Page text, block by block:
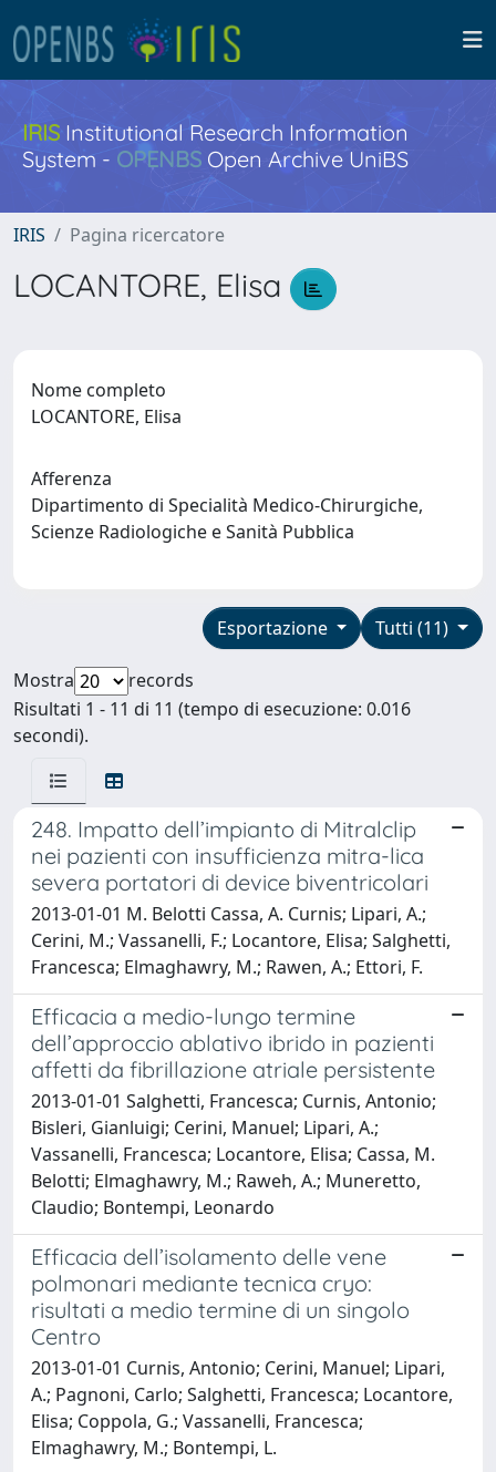
IRISInstitutional Research Information
System - OPENBS Open Archive UniBS
IRIS Pagina ricercatore
LOCANTORE, Elisa
Nome completo
LOCANTORE, Elisa
Afferenza
Dipartimento di Specialità Medico-Chirurgiche,
Scienze Radiologiche e Sanità Pubblica
Tutti (11)
Esportazione
Mostra
records
Risultati 1 - 11 di 11 (tempo di esecuzione: 0.016
secondi).
248. Impatto dell’impianto di Mitralclip
nei pazienti con insufficienza mitra-lica
severa portatori di device biventricolari
2013-01-01 M. Belotti Cassa, A. Curnis; Lipari, A.;
Cerini, M.; Vassanelli, F.; Locantore, Elisa; Salghetti,
Francesca; Elmaghawry, M.; Rawen, A.; Ettori, F.
Efficacia a medio-lungo termine
dell’approccio ablativo ibrido in pazienti
affetti da fibrillazione atriale persistente
2013-01-01 Salghetti, Francesca; Curnis, Antonio;
Bisleri, Gianluigi; Cerini, Manuel; Lipari, A.;
Vassanelli, Francesca; Locantore, Elisa; Cassa, M.
Belotti; Elmaghawry, M.; Raweh, A.; Muneretto,
Claudio; Bontempi, Leonardo
Efficacia dell’isolamento delle vene
polmonari mediante tecnica cryo:
risultati a medio termine di un singolo
Centro
2013-01-01 Curnis, Antonio; Cerini, Manuel; Lipari,
A.; Pagnoni, Carlo; Salghetti, Francesca; Locantore,
Elisa; Coppola, G.; Vassanelli, Francesca;
Elmaghawry, M.; Bontempi, L.